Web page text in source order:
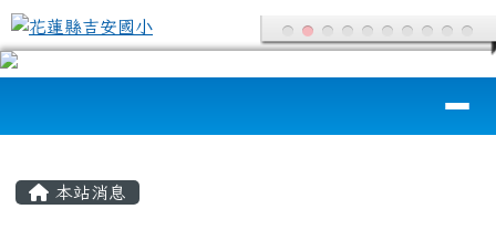
跳至主內容區
花蓮縣吉安國小
本站消息